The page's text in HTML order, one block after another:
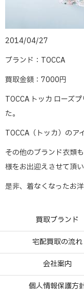
2014/04/27
ブランド：TOCCA
買取金額：7000円
TOCCA トッカ ローズ
た。
TOCCA（トッカ）のア
その他のブランド衣類
様をお出迎えさせて頂い
是非、着なくなったお
買取ブランド
宅配買取の流れ
会社案内
個人情報保護方